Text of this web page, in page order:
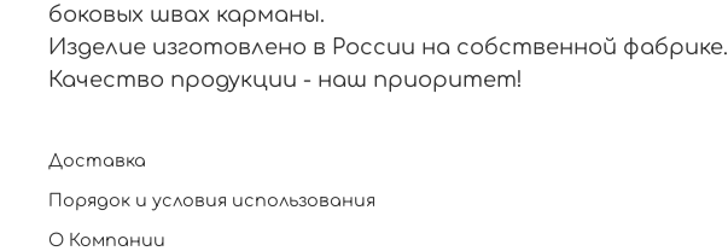
боковых швах карманы.
Изделие изготовлено в России на собственной фабрике.
Качество продукции - наш приоритет!
Доставка
Порядок и условия использования
О Компании